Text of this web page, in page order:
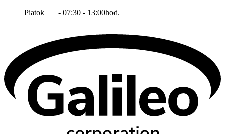
Piatok - 07:30 - 13:00hod.